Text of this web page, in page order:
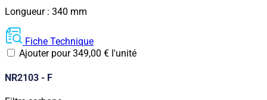
Longueur : 340 mm
Fiche Technique
Ajouter pour349,00 € l'unité
NR2103 - F